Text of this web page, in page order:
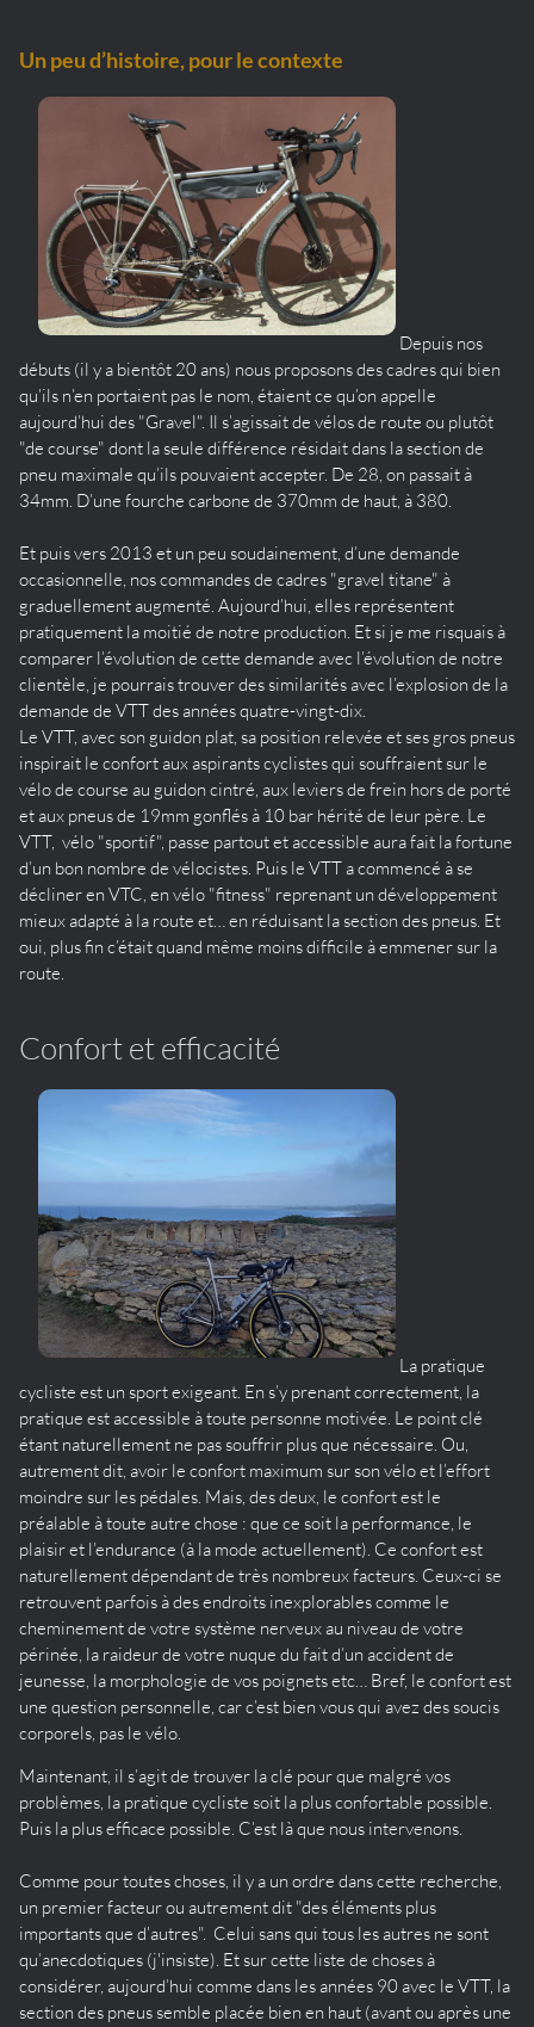
Un peu d’histoire, pour le contexte
Depuis nos
débuts (il y a bientôt 20 ans) nous proposons des cadres qui bien
qu’ils n’en portaient pas le nom, étaient ce qu’on appelle
aujourd’hui des "Gravel". Il s’agissait de vélos de route ou plutôt
"de course" dont la seule différence résidait dans la section de
pneu maximale qu’ils pouvaient accepter. De 28, on passait à
34mm. D’une fourche carbone de 370mm de haut, à 380.
Et puis vers 2013 et un peu soudainement, d’une demande
occasionnelle, nos commandes de cadres "gravel titane" à
graduellement augmenté. Aujourd’hui, elles représentent
pratiquement la moitié de notre production. Et si je me risquais à
comparer l’évolution de cette demande avec l’évolution de notre
clientèle, je pourrais trouver des similarités avec l’explosion de la
demande de VTT des années quatre-vingt-dix.
Le VTT, avec son guidon plat, sa position relevée et ses gros pneus
inspirait le confort aux aspirants cyclistes qui souffraient sur le
vélo de course au guidon cintré, aux leviers de frein hors de porté
et aux pneus de 19mm gonflés à 10 bar hérité de leur père. Le
VTT, vélo "sportif", passe partout et accessible aura fait la fortune
d’un bon nombre de vélocistes. Puis le VTT a commencé à se
décliner en VTC, en vélo "fitness" reprenant un développement
mieux adapté à la route et… en réduisant la section des pneus. Et
oui, plus fin c’était quand même moins difficile à emmener sur la
route.
Confort et efficacité
La pratique
cycliste est un sport exigeant. En s’y prenant correctement, la
pratique est accessible à toute personne motivée. Le point clé
étant naturellement ne pas souffrir plus que nécessaire. Ou,
autrement dit, avoir le confort maximum sur son vélo et l’effort
moindre sur les pédales. Mais, des deux, le confort est le
préalable à toute autre chose : que ce soit la performance, le
plaisir et l’endurance (à la mode actuellement). Ce confort est
naturellement dépendant de très nombreux facteurs. Ceux-ci se
retrouvent parfois à des endroits inexplorables comme le
cheminement de votre système nerveux au niveau de votre
périnée, la raideur de votre nuque du fait d’un accident de
jeunesse, la morphologie de vos poignets etc… Bref, le confort est
une question personnelle, car c’est bien vous qui avez des soucis
corporels, pas le vélo.
Maintenant, il s’agit de trouver la clé pour que malgré vos
problèmes, la pratique cycliste soit la plus confortable possible.
Puis la plus efficace possible. C’est là que nous intervenons.
Comme pour toutes choses, il y a un ordre dans cette recherche,
un premier facteur ou autrement dit "des éléments plus
importants que d’autres". Celui sans qui tous les autres ne sont
qu’anecdotiques (j'insiste). Et sur cette liste de choses à
considérer, aujourd’hui comme dans les années 90 avec le VTT, la
section des pneus semble placée bien en haut (avant ou après une